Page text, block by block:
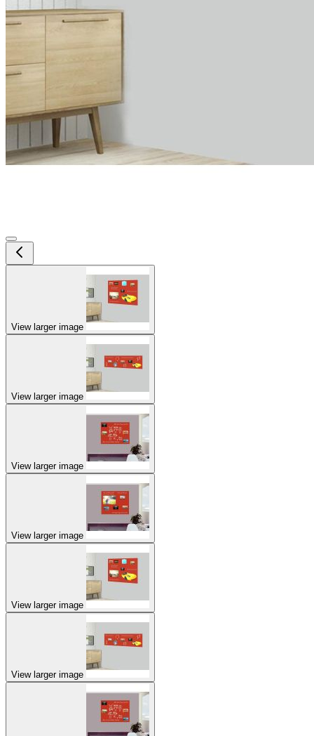
View larger image
View larger image
View larger image
View larger image
View larger image
View larger image